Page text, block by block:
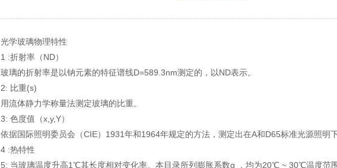
光学玻璃物理特性
1 :折射率（ND）
玻璃的折射率是以钠元素的特征谱线D=589.3nm测定的，以ND表示。
2: 比重(s)
用流体静力学称量法测定玻璃的比重。
3: 色度值（x,y,Y）
依据国际照明委员会（CIE）1931年和1964年规定的方法，测定出在A和D65标准光源照明
4 :热特性
5: 当玻璃温度升高1℃其长度相对变化率。本目录所列膨胀系数α ，均为20℃ ~ 30℃温度范围